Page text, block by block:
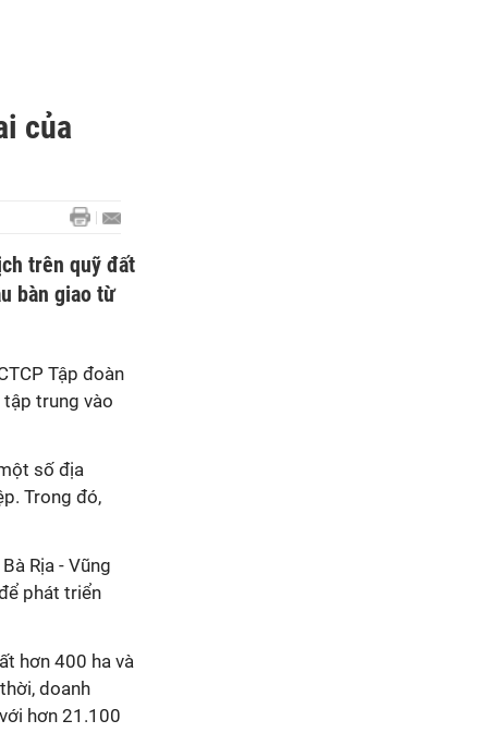
của
trên quỹ đất
bàn giao từ
Tập đoàn
trung vào
số địa
Trong đó,
Rịa - Vũng
phát triển
hơn 400 ha và
doanh
hơn 21.100